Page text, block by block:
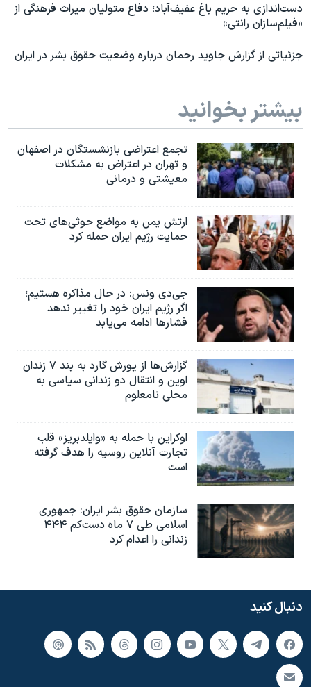
دست‌اندازی به حریم باغ عفیف‌آباد؛ دفاع متولیان میراث فرهنگی از
«فیلم‌سازان رانتی»
جزئیاتی از گزارش جاوید رحمان درباره وضعیت حقوق بشر در ایران
بیشتر بخوانید
تجمع اعتراضی بازنشستگان در اصفهان
و تهران در اعتراض به مشکلات
معیشتی و درمانی
ارتش یمن به مواضع حوثی‌های تحت
حمایت رژیم ایران حمله کرد
جی‌دی ونس: در حال مذاکره هستیم؛
اگر رژیم ایران خود را تغییر ندهد
فشارها ادامه می‌یابد
گزارش‌ها از یورش گارد به بند ۷ زندان
اوین و انتقال دو زندانی سیاسی به
محلی نامعلوم
اوکراین با حمله به «وایلدبریز» قلب
تجارت آنلاین روسیه را هدف گرفته
است
سازمان حقوق بشر ایران: جمهوری
اسلامی طی ۷ ماه دست‌کم ۴۴۴
زندانی را اعدام کرد
دنبال کنید